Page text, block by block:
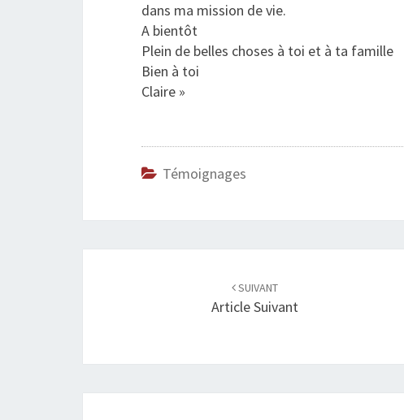
dans ma mission de vie.
A bientôt
Plein de belles choses à toi et à ta famille
Bien à toi
Claire »
Témoignages
SUIVANT
Article Suivant